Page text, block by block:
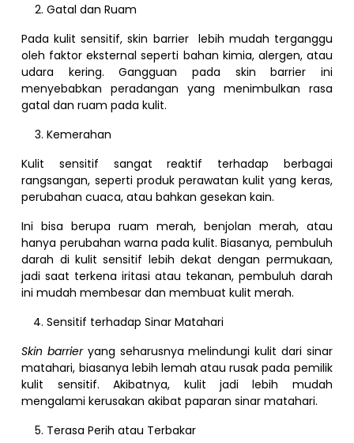
Gatal dan Ruam
Pada kulit sensitif, skin barrier lebih mudah terganggu
oleh faktor eksternal seperti bahan kimia, alergen, atau
udara kering. Gangguan pada skin barrier ini
menyebabkan peradangan yang menimbulkan rasa
gatal dan ruam pada kulit.
Kemerahan
Kulit sensitif sangat reaktif terhadap berbagai
rangsangan, seperti produk perawatan kulit yang keras,
perubahan cuaca, atau bahkan gesekan kain.
Ini bisa berupa ruam merah, benjolan merah, atau
hanya perubahan warna pada kulit. Biasanya, pembuluh
darah di kulit sensitif lebih dekat dengan permukaan,
jadi saat terkena iritasi atau tekanan, pembuluh darah
ini mudah membesar dan membuat kulit merah.
Sensitif terhadap Sinar Matahari
Skin barrieryang seharusnya melindungi kulit dari sinar
matahari, biasanya lebih lemah atau rusak pada pemilik
kulit sensitif. Akibatnya, kulit jadi lebih mudah
mengalami kerusakan akibat paparan sinar matahari.
Terasa Perih atau Terbakar